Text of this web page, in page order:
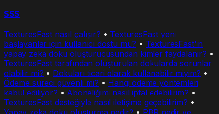
SSS
TexturesFast nasıl çalışır? • TexturesFast yeni
başlayanlar için kullanıcı dostu mu? • TexturesFast'in
yapay zeka doku oluşturucusundan kimler faydalanır? •
TexturesFast tarafından oluşturulan dokularda sorunlar
olabilir mi? • Dokuları ticari olarak kullanabilir miyim? •
Ödeme süreci güvenli mi? • Hangi ödeme yöntemleri
kabul ediliyor? • Aboneliğimi nasıl iptal edebilirim? •
TexturesFast desteğiyle nasıl iletişime geçebilirim? •
Yapay zeka doku oluşturma nedir? • PBR nedir ve